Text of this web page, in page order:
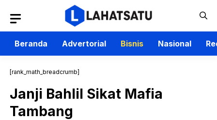
isi
Beranda
Advertorial Bisnis Nasional
[rank_math_breadcrumb]
Janji Bahlil Sikat Mafia
Tambang